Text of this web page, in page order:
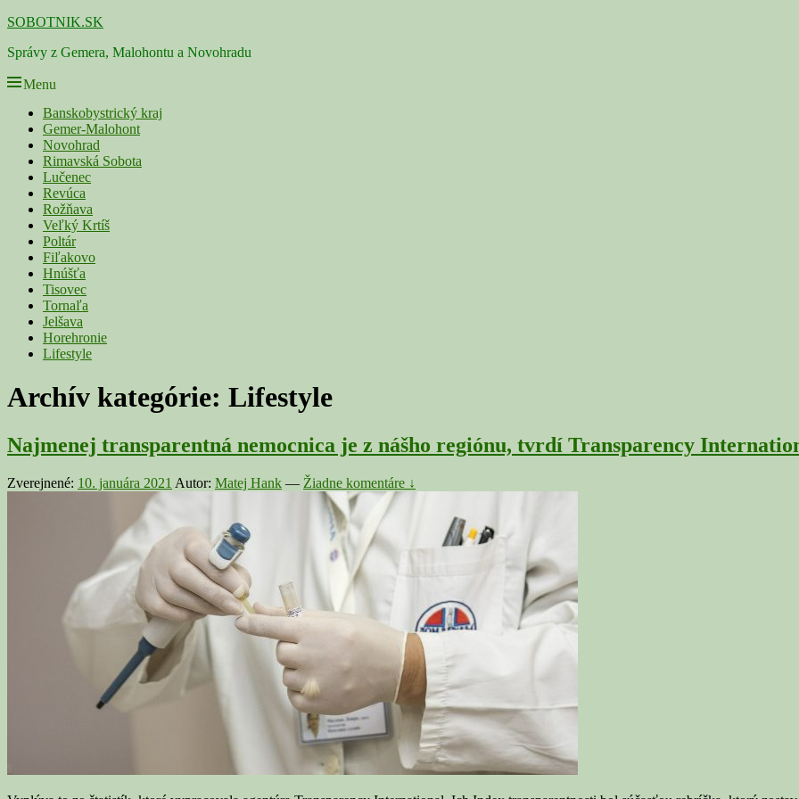
Skip
content
SOBOTNIK.SK
Správy z Gemera, Malohontu a Novohradu
Menu
Primárne
menu
Banskobystrický kraj
Gemer-Malohont
Novohrad
Rimavská Sobota
Lučenec
Revúca
Rožňava
Veľký Krtíš
Poltár
Fiľakovo
Hnúšťa
Tisovec
Tornaľa
Jelšava
Horehronie
Lifestyle
Archív kategórie: Lifestyle
Najmenej transparentná nemocnica je z nášho regiónu, tvrdí Transparency
Zverejnené: 10. januára 2021 Autor: Matej Hank — Žiadne komentáre ↓